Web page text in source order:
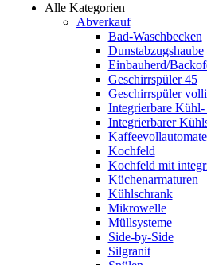
Alle Kategorien
Abverkauf
Bad-Waschbecken
Dunstabzugshaube
Einbauherd/
Geschirrspüler 45
Geschirrspüler
Integrierbare
Integrierbarer
Kochfeld
Kochfeld mit
Küchenarmaturen
Kühlschrank
Mikrowelle
Müllsysteme
Side-by-Side
Silgranit